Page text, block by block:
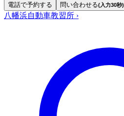
電話で予約する 問い合わせる(入力30秒)
八幡浜自動車教習所 ›